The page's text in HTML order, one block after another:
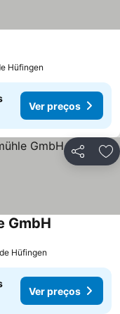
Hüfingen
Ver preços
Partilhar
GmbH
Hüfingen
Ver preços